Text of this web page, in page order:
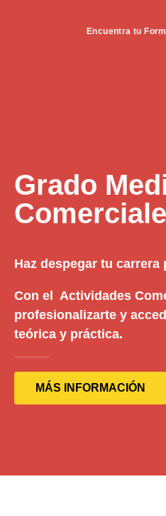
Encuentra tu
Grado
Haz despegar tu carrera
Con el Actividades
profesionalizarte y
teórica y práctica.
MÁS INFORMACIÓN